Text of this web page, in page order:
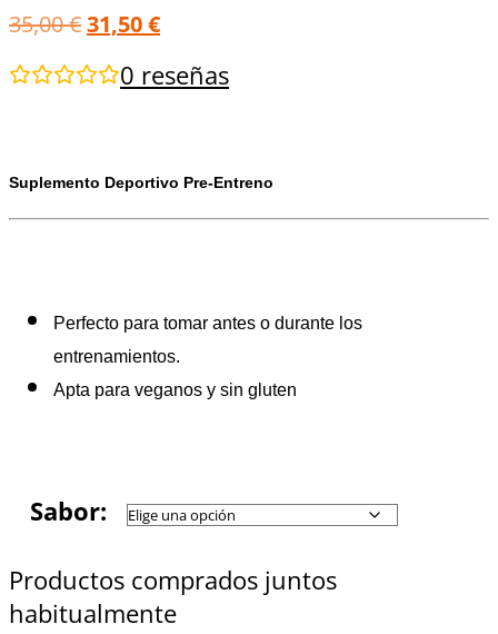
35,00€31,50€
0 reseñas
Suplemento Deportivo Pre-Entreno
Perfecto para tomar antes o durante los
entrenamientos.
Apta para veganos y sin gluten
Sabor:
Productos comprados juntos
habitualmente